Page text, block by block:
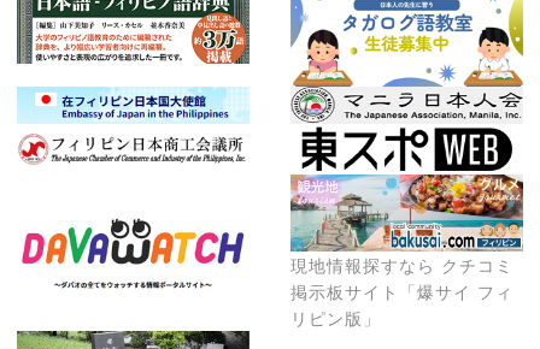
現地情報探すなら クチコミ
掲示板サイト「爆サイ フィ
リピン版」